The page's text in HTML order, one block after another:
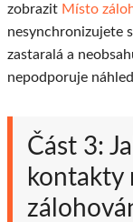
zobrazit Místo
nesynchronizujete
zastaralá a
nepodporuje
Část 3:
kontakty